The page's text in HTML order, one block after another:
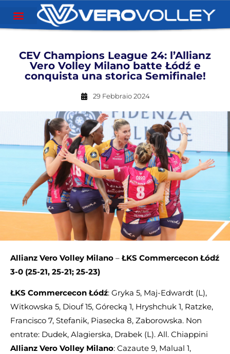
CEV Champions League 24: l’Allianz
Vero Volley Milano batte Łódź e
conquista una storica Semifinale!
29 Febbraio 2024
Allianz Vero Volley Milano – ŁKS Commercecon Łódź
3-0 (25-21, 25-21; 25-23)
ŁKS Commercecon Łódź: Gryka 5, Maj-Edwardt (L),
Witkowska 5, Diouf 15, Górecką 1, Hryshchuk 1, Ratzke,
Francisco 7, Stefanik, Piasecka 8, Zaborowska. Non
entrate: Dudek, Alagierska, Drabek (L). All. Chiappini
Allianz Vero Volley Milano: Cazaute 9, Malual 1,